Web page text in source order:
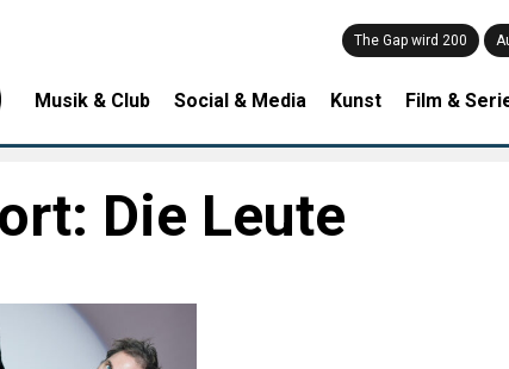
The Gap wird 200
Musik & Club Social & Media Kunst Film &
Die Leute